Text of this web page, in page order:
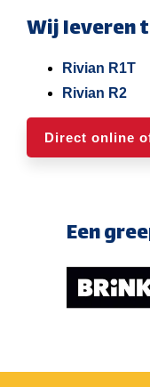
Wij leveren
Rivian R1T
Rivian R2
Direct online
Een